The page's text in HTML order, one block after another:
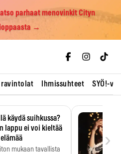
parhaat menovinkit Cityn
→
ravintolat Ihmissuhteet SYÖ!-
käydä suihkussa?
lappu ei voi kieltää
mukaan tavallista
›